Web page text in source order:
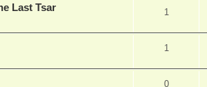
Last Tsar 1
1
0